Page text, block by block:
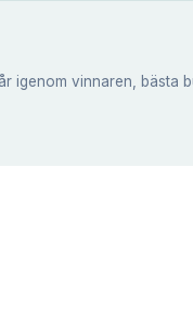
igenom vinnaren, bästa